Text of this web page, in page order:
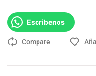
Escribenos
Compare